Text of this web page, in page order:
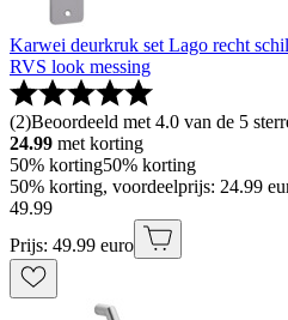
Karwei deurkruk set Lago recht
RVS look messing
(2)Beoordeeld met 4.0 van de 5
24.99 met korting
50% korting50% korting
50% korting, voordeelprijs: 24.99
49.99
Prijs: 49.99 euro